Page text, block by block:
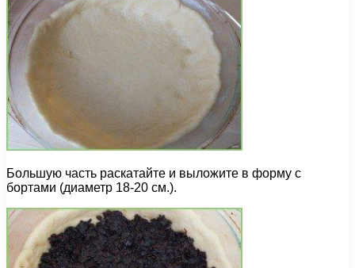
Большую часть раскатайте и выложите в форму с
бортами (диаметр 18-20 см.).